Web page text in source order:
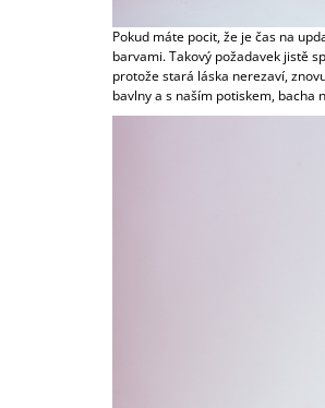
Pokud máte pocit, že je čas na
barvami. Takový požadavek jistě
protože stará láska nerezaví,
bavlny a s naším potiskem, bacha